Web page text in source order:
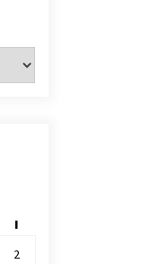
I
2